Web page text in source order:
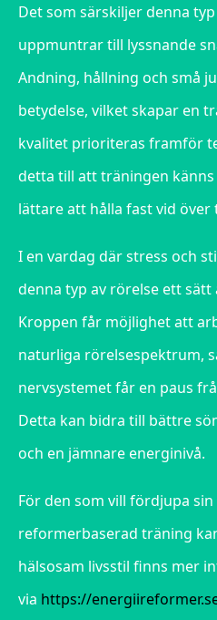
Det som särskiljer denna
uppmuntrar till lyssnande
Andning, hållning och små
betydelse, vilket skapar en
kvalitet prioriteras framför
detta till att träningen
lättare att hålla fast vid över
I en vardag där stress och
denna typ av rörelse ett
Kroppen får möjlighet att
naturliga rörelsespektrum,
nervsystemet får en paus
Detta kan bidra till bättre
och en jämnare energinivå.
För den som vill fördjupa
reformerbaserad träning
hälsosam livsstil finns mer
via https://